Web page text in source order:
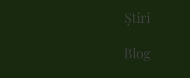
Știri
Blog